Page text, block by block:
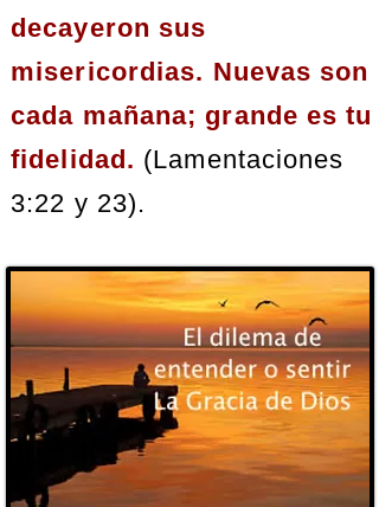
decayeron sus
misericordias. Nuevas son
cada mañana; grande es tu
fidelidad. (Lamentaciones
3:22 y 23).